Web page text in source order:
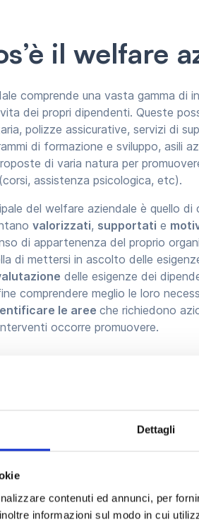
Dettagli
contenuti ed annunci, per
informazioni sul modo in cui
il welfare
comprende una vasta gamma di
dei propri dipendenti. Queste
polizze assicurative, servizi di
di formazione e sviluppo, asili
di varia natura per
(corsi, assistenza psicologica, etc).
del welfare aziendale è quello
valorizzati, supportati e
di appartenenza del proprio
di mettersi in ascolto delle
delle esigenze dei
comprendere meglio le loro
le aree che richiedono
occorre promuovere.
welfare aziendale le aziende